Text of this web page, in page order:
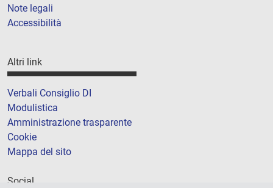
Note legali
Accessibilità
Altri link
Verbali Consiglio DI
Modulistica
Amministrazione trasparente
Cookie
Mappa del sito
Social